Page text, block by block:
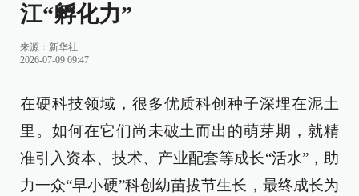
江“孵化力”
来源： 新华社
2026-07-09 09:47
在硬科技领域，很多优质科创种子深埋在泥土
里。如何在它们尚未破土而出的萌芽期，就精
准引入资本、技术、产业配套等成长“活水”，助
力一众“早小硬”科创幼苗拔节生长，最终成长为